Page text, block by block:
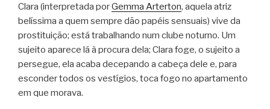
Clara (interpretada porGemma Arterton, aquela atriz
belíssima a quem sempre dão papéis sensuais) vive da
prostituição; está trabalhando num clube noturno. Um
sujeito aparece lá à procura dela; Clara foge, o sujeito a
persegue, ela acaba decepando a cabeça dele e, para
esconder todos os vestígios, toca fogo no apartamento
em que morava.